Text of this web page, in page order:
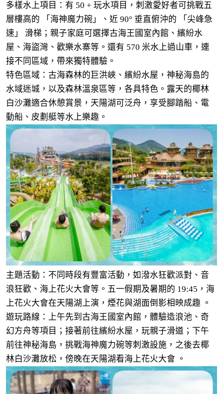
多樣水上項目：有 50 + 玩水項目，刺激愛好者可挑戰五
層樓高的 「海神魔力碗」、近 90° 垂直俯沖的 「尖峰急
速」 滑梯；親子家庭可選擇古海王國室內館、繽紛水
屋、海盜灣、歡樂水寨等。還有 570 米水上過山車，連
接不同區域，帶來獨特體驗。
特色區域：古海森林的巨洪峽、繽紛水屋，神秘海島的
水域迷城，以及森林溫泉區等，各具特色。露天的椰林
白沙灘適合休憩賞景，天陽湖可泛舟，享受腳踏船、電
動船、皮劃艇等水上樂趣。
主題活動：不同時段有豐富活動，如潑水狂歡派對、音
浪狂歡、海上花火大會等。五一假期及暑期的 19:45，海
上花火大會在天陽湖上演，煙花與湖面倒影相映成趣 。
遊玩路線：上午先到古海王國室內館，體驗造浪池、奇
幻方舟等項目；接著前往繽紛水屋，玩親子滑道；下午
前往神秘海島，挑戰海神魔力碗等刺激設施，之後去椰
林白沙灘放松，傍晚在天陽湖看海上花火大會 。